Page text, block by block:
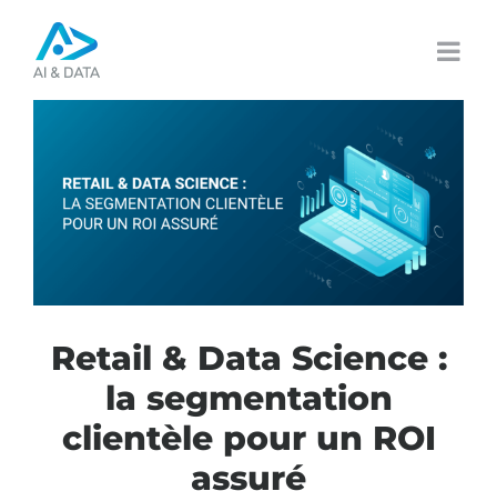
contenu
Retail & Data Science :
la segmentation
clientèle pour un ROI
assuré